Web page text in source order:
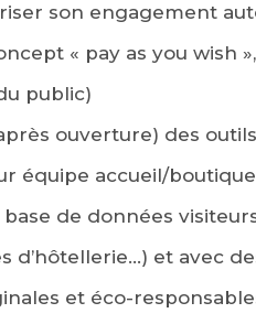
son engagement
« pay as you wish
public)
ouverture) des
équipe accueil/
base de données
d’hôtellerie…) et avec
et éco-